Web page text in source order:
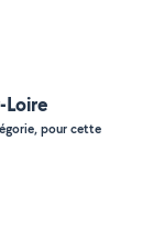
Loire
pour cette